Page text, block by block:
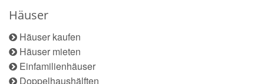
Häuser
Häuser kaufen
Häuser mieten
Einfamilienhäuser
Doppelhaushälften